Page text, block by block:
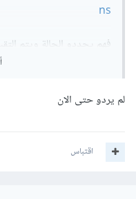
ns
فهم يحددو الحالة ويتم التقييم.
لم يردو حتى الان
اقتباس